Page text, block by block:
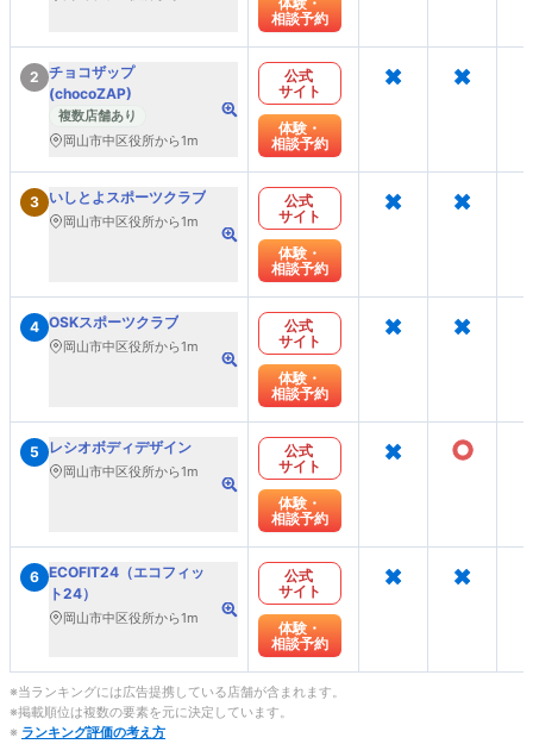
相談予約
2 チョコザップ
(chocoZAP)
複数店舗あり
岡山市中区役所から1m
公式
サイト
体験・
相談予約
× ×
3 いしとよスポーツクラブ
岡山市中区役所から1m
公式
サイト
体験・
相談予約
× ×
4 OSKスポーツクラブ
岡山市中区役所から1m
公式
サイト
体験・
相談予約
× ×
5 レシオボディデザイン
岡山市中区役所から1m
公式
サイト
体験・
相談予約
× ○
6 ECOFIT24（エコフィッ
ト24）
岡山市中区役所から1m
公式
サイト
体験・
相談予約
× ×
※当ランキングには広告提携している店舗が含まれます。
※掲載順位は複数の要素を元に決定しています。
※ ランキング評価の考え方